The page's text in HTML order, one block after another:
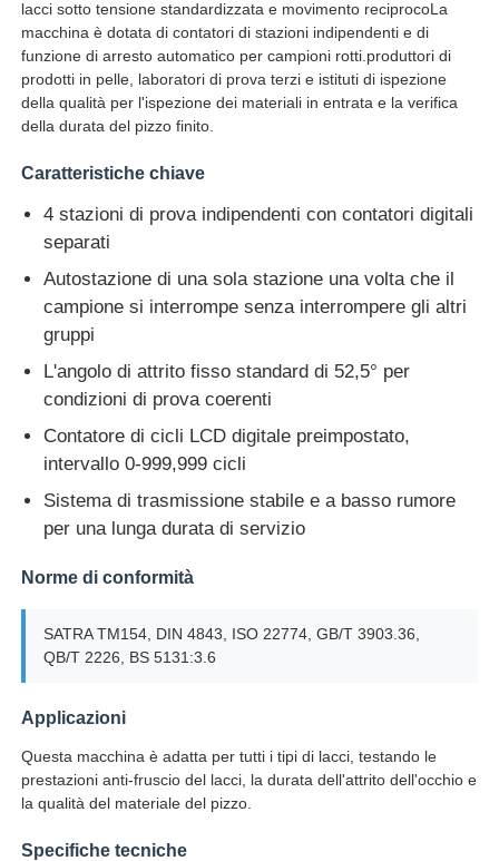
Fatory Tour
Controllo di qualità
Contattaci
Richiedere un preventivo
Attrezzatura di prova di laboratorio
Camera per test ambientali
Macchina di prova dell'abrasione
Apparecchiature per test sulle calzature
Attrezzature per la prova dei materiali da costruzione
lacci sotto tensione standardizzata e movimento reciprocoLa
macchina è dotata di contatori di stazioni indipendenti e di
funzione di arresto automatico per campioni rotti.produttori di
prodotti in pelle, laboratori di prova terzi e istituti di ispezione
della qualità per l'ispezione dei materiali in entrata e la verifica
della durata del pizzo finito.
Caratteristiche chiave
4 stazioni di prova indipendenti con contatori digitali
separati
Autostazione di una sola stazione una volta che il
campione si interrompe senza interrompere gli altri
gruppi
L'angolo di attrito fisso standard di 52,5° per
condizioni di prova coerenti
Contatore di cicli LCD digitale preimpostato,
intervallo 0-999,999 cicli
Sistema di trasmissione stabile e a basso rumore
per una lunga durata di servizio
Norme di conformità
SATRA TM154, DIN 4843, ISO 22774, GB/T 3903.36,
QB/T 2226, BS 5131:3.6
Applicazioni
Questa macchina è adatta per tutti i tipi di lacci, testando le
prestazioni anti-fruscio del lacci, la durata dell'attrito dell'occhio e
la qualità del materiale del pizzo.
Specifiche tecniche